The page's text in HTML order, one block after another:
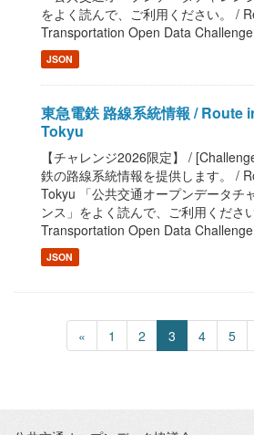
をよく読んで、ご利用ください。 /
Transportation Open Data
JSON
東急電鉄 路線系統情報 / Route
Tokyu
【チャレンジ2026限定】 /
鉄の路線系統情報を提供します。 /
Tokyu 「公共交通オープンデータチ
ンス」をよく読んで、ご利用くださ
Transportation Open Data
JSON
« 1 2 3 4 5